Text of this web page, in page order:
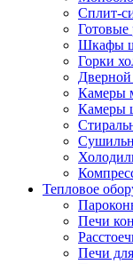
Сплит-
Готовые
Шкафы
Горки
Камеры
Камеры
Тепловое
Печи
Печи